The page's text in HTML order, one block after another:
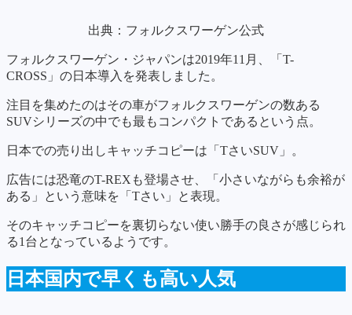
出典：フォルクスワーゲン公式
フォルクスワーゲン・ジャパンは2019年11月、「T-
CROSS」の日本導入を発表しました。
注目を集めたのはその車がフォルクスワーゲンの数ある
SUVシリーズの中でも最もコンパクトであるという点。
日本での売り出しキャッチコピーは「TさいSUV」。
広告には恐竜のT-REXも登場させ、「小さいながらも余裕が
ある」という意味を「Tさい」と表現。
そのキャッチコピーを裏切らない使い勝手の良さが感じられ
る1台となっているようです。
日本国内で早くも高い人気